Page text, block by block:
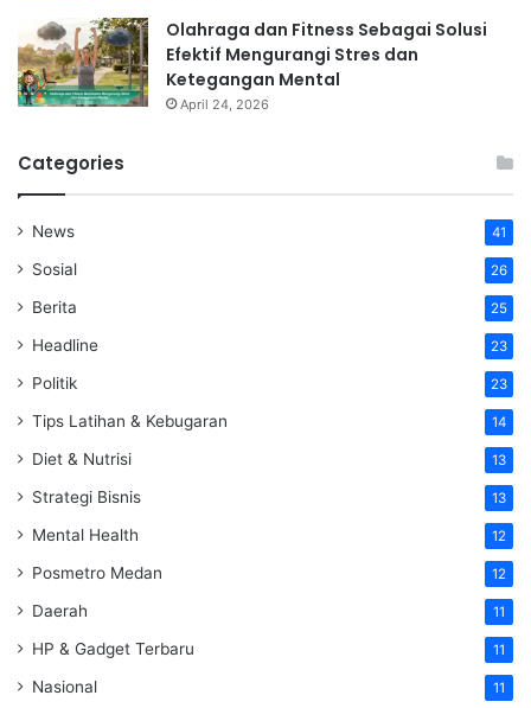
Olahraga dan Fitness Sebagai Solusi
Efektif Mengurangi Stres dan
Ketegangan Mental
April 24, 2026
Categories
News 41
Sosial 26
Berita 25
Headline 23
Politik 23
Tips Latihan & Kebugaran 14
Diet & Nutrisi 13
Strategi Bisnis 13
Mental Health 12
Posmetro Medan 12
Daerah 11
HP & Gadget Terbaru 11
Nasional 11